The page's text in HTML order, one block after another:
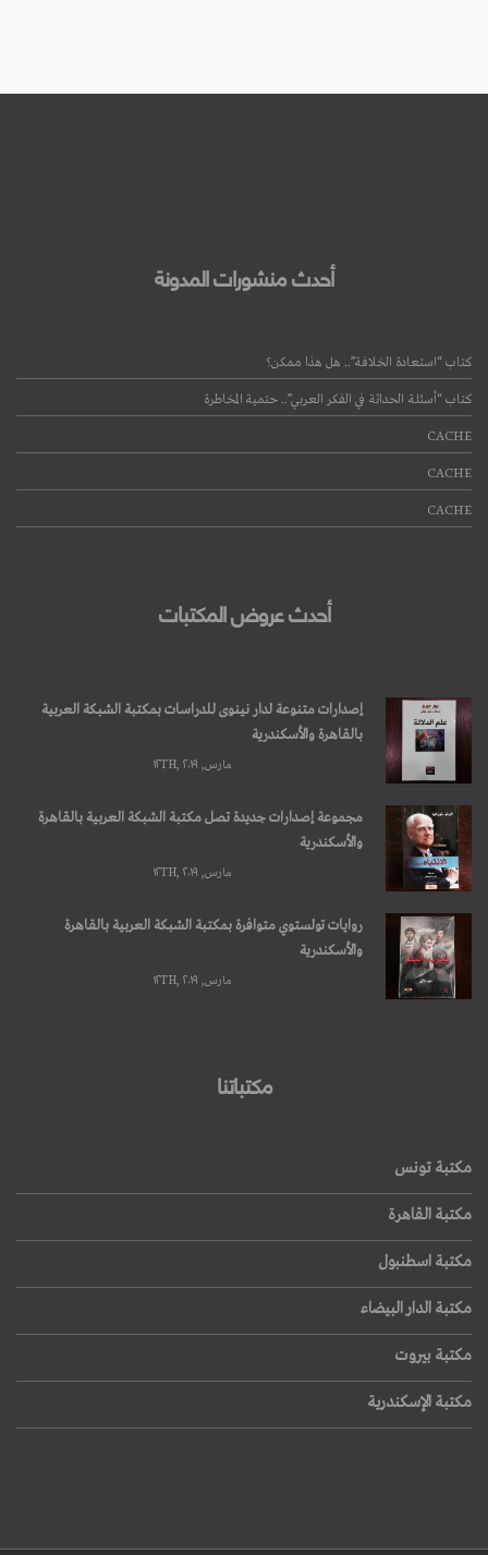
أحدث منشورات المدونة
كتاب “استعادة الخلافة”.. هل هذا ممكن؟
كتاب “أسئلة الحداثة في الفكر العربي”.. حتمية المخاطرة
CACHE
CACHE
CACHE
أحدث عروض المكتبات
إصدارات متنوعة لدار نينوى للدراسات بمكتبة الشبكة العربية
بالقاهرة والأسكندرية
مارس, ۱۲TH, ۲۰۱۹
مجموعة إصدارات جديدة تصل مكتبة الشبكة العربية بالقاهرة
والأسكندرية
مارس, ۱۲TH, ۲۰۱۹
روايات تولستوي متوافرة بمكتبة الشبكة العربية بالقاهرة
والأسكندرية
مارس, ۱۲TH, ۲۰۱۹
مكتباتنا
مكتبة تونس
مكتبة القاهرة
مكتبة اسطنبول
مكتبة الدار البيضاء
مكتبة بيروت
مكتبة الإسكندرية